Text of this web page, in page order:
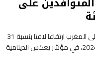
سجل عدد السياح الهنود المتوافدين على المغرب ارتفاعا لافتا بنسبة 31
بالمائة خلال سنة 2025 مقارنة بسنة 2024، في مؤشر يعكس الدينامية